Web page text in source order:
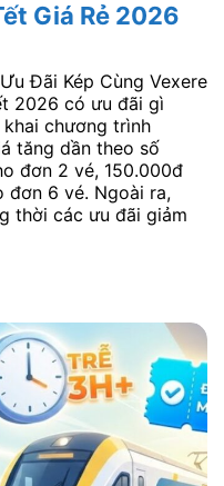
Giá Rẻ 2026
Đãi Kép Cùng Vexere
2026 có ưu đãi gì
khai chương trình
tăng dần theo số
đơn 2 vé, 150.000đ
đơn 6 vé. Ngoài ra,
thời các ưu đãi giảm